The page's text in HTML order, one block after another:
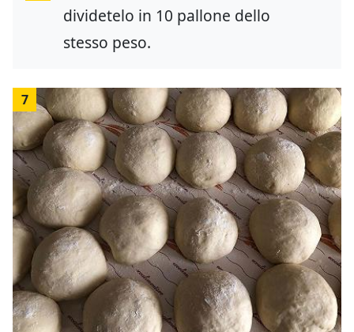
dividetelo in 10 pallone dello
stesso peso.
7